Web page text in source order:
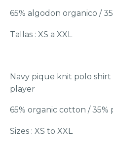
65% algodon organico /
Tallas : XS a XXL
Navy pique knit polo
player
65% organic cotton / 35%
Sizes : XS to XXL